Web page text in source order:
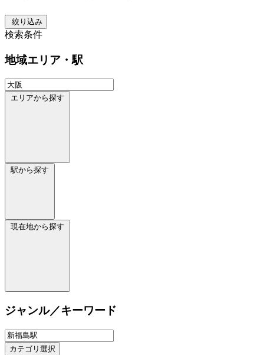
絞り込み
検索条件
地域エリア・駅
エリアから探す
駅から探す
現在地から探す
ジャンル／キーワード
カテゴリ選択